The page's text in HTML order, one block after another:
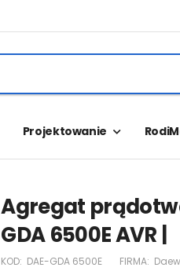
Projektowanie
Agregat
GDA 6500E AVR |
KOD: DAE-GDA 6500E FIRMA: